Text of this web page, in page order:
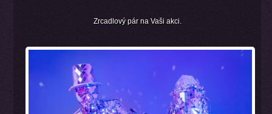
Zrcadlový pár na Vaši akci.